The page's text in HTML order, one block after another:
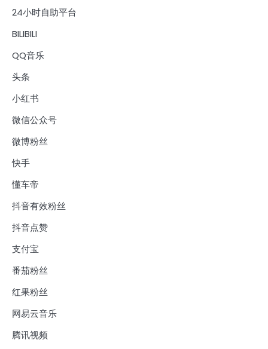
24小时自助平台
BILIBILI
QQ音乐
头条
小红书
微信公众号
微博粉丝
快手
懂车帝
抖音有效粉丝
抖音点赞
支付宝
番茄粉丝
红果粉丝
网易云音乐
腾讯视频